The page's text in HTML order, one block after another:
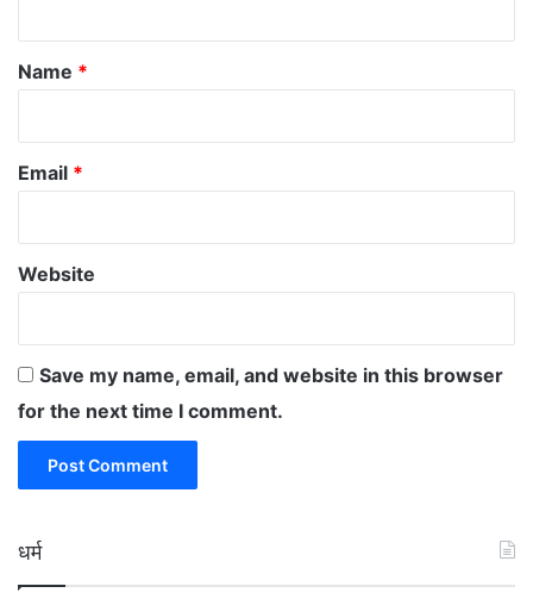
*
Name *
Email *
Website
Save my name, email, and website in this browser
for the next time I comment.
धर्म